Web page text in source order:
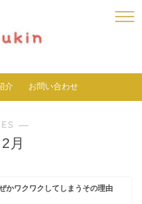
介 お問い合わせ
―
月
かワクワクしてしまうその理由